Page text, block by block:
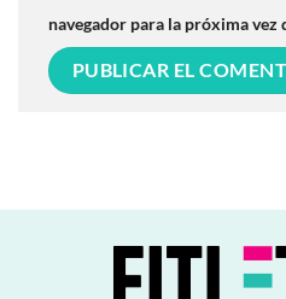
navegador para la próxima vez